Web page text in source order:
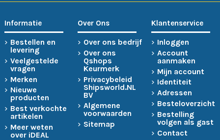
Informatie
Bestellen en
levering
Veelgestelde
vragen
Merken
Nieuwe
producten
Best verkochte
artikelen
Meer weten
over iDEAL
Over Ons
Over ons bedrijf
Over ons
Qshops
Keurmerk
Privacybeleid
Shipsworld.NL
BV
Algemene
voorwaarden
Sitemap
Klantenservice
Inloggen
Account
aanmaken
Mijn account
Identiteit
Adressen
Besteloverzicht
Bestelling
volgen als gast
Contact